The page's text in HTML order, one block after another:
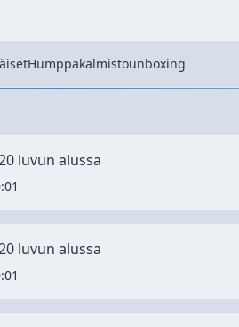
Humppakalmistounboxing
luvun alussa
luvun alussa